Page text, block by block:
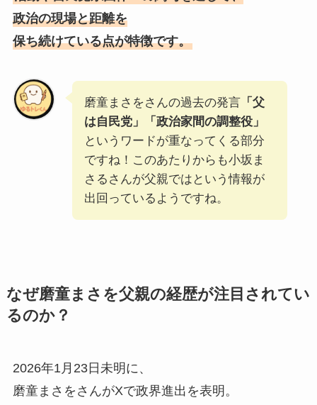
政治の現場と距離を
保ち続けている点が特徴です。
磨童まさをさんの過去の発言「父
は自民党」「政治家間の調整役」
というワードが重なってくる部分
ですね！このあたりからも小坂ま
さるさんが父親ではという情報が
出回っているようですね。
なぜ磨童まさを父親の経歴が注目されてい
るのか？
2026年1月23日未明に、
磨童まさをさんがXで政界進出を表明。